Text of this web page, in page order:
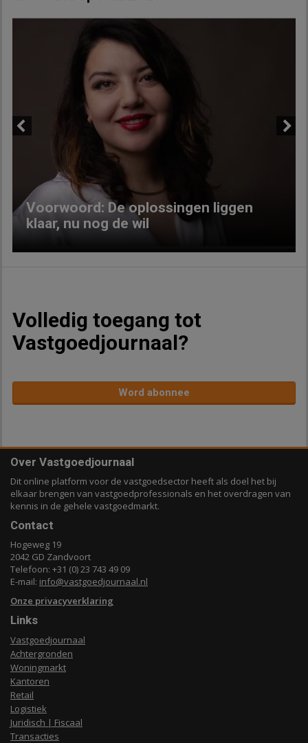
Voorwoord: De oplossingen liggen
klaar, nu nog de wil
Volledig toegang tot
Vastgoedjournaal?
Word abonnee
Over Vastgoedjournaal
Dit online platform voor de vastgoedsector heeft als doel het bij
elkaar brengen van vastgoedprofessionals en het overdragen van
kennis in de gehele vastgoedmarkt.
Contact
Hogeweg 19
2042 GD Zandvoort
Telefoon: +31 (0) 23 743 49 09
E-mail: info@vastgoedjournaal.nl
Onze privacyverklaring
Links
Vastgoedjournaal
Achtergronden
Woningmarkt
Kantoren
Retail
Logistiek
Juridisch | Fiscaal
Transacties